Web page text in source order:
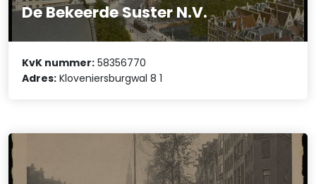
De Bekeerde Suster N.V.
KvK nummer: 58356770
Adres: Kloveniersburgwal 8 1